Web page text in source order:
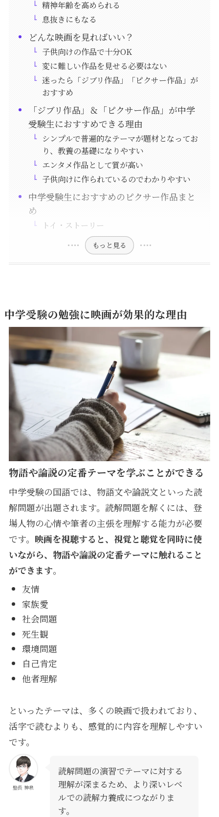
精神年齢を高められる
息抜きにもなる
どんな映画を見ればいい？
子供向けの作品で十分OK
変に難しい作品を見せる必要はない
迷ったら「ジブリ作品」「ピクサー作品」が
おすすめ
「ジブリ作品」＆「ピクサー作品」が中学
受験生におすすめできる理由
シンプルで普遍的なテーマが題材となってお
り、教養の基礎になりやすい
エンタメ作品として質が高い
子供向けに作られているのでわかりやすい
中学受験生におすすめのピクサー作品まと
め
トイ・ストーリー
もっと見る
中学受験の勉強に映画が効果的な理由
物語や論説の定番テーマを学ぶことができる
中学受験の国語では、物語文や論説文といった読
解問題が出題されます。読解問題を解くには、登
場人物の心情や筆者の主張を理解する能力が必要
です。 映画を視聴すると、視覚と聴覚を同時に使
いながら、物語や論説の定番テーマに触れること
ができます。
友情
家族愛
社会問題
死生観
環境問題
自己肯定
他者理解
といったテーマは、多くの映画で扱われており、
活字で読むよりも、感覚的に内容を理解しやすい
です。
塾長 神泉
読解問題の演習でテーマに対する
理解が深まるため、より深いレベ
ルでの読解力養成につながりま
す。